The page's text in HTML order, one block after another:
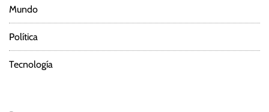
Mundo
Política
Tecnología